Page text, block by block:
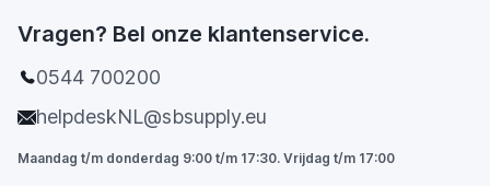
Vragen? Bel onze klantenservice.
0544 700200
helpdeskNL@sbsupply.eu
Maandag t/m donderdag 9:00 t/m 17:30. Vrijdag t/m 17:00